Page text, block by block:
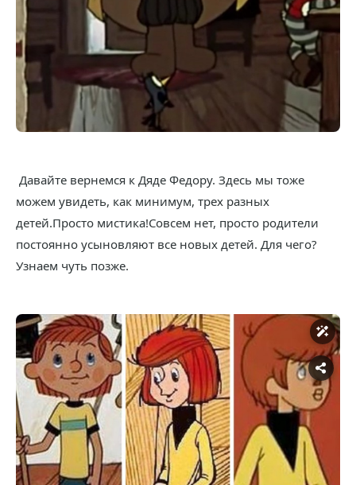
Давайте вернемся к Дяде Федору. Здесь мы тоже
можем увидеть, как минимум, трех разных
детей.Просто мистика!Совсем нет, просто родители
постоянно усыновляют все новых детей. Для чего?
Узнаем чуть позже.